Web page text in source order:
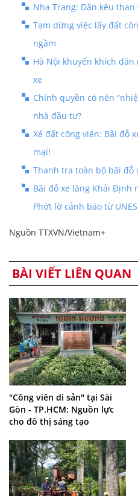
Nha Trang: Dân kêu
Tạm dừng việc lấy đất
ngầm
Hà Nội khuyến khích
xe
Chính quyền có nên
nhà đầu tư?
Xẻ đất công viên: Bãi đỗ
mại!
Thanh tra toàn bộ bãi đỗ
Bãi đỗ xe lăng Khải Định
Phớt lờ cảnh báo từ
Nguồn TTXVN/Vietnam+
BÀI VIẾT LIÊN QUAN
"Công viên di sản" tại Sài
Gòn - TP.HCM: Nguồn lực
cho đô thị sáng tạo